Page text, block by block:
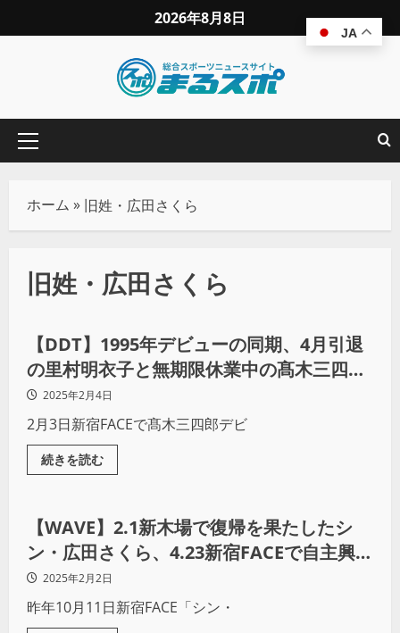
2026年8月8日
ホーム » 旧姓・広田さくら
旧姓・広田さくら
インタビュー
【DDT】1995年デビューの同期、4月引退
の里村明衣子と無期限休業中の髙木三四郎
が対決！？
2025年2月4日
2月3日新宿FACEで髙木三四郎デビ
続きを読む
プロレス
【WAVE】2.1新木場で復帰を果たしたシ
ン・広田さくら、4.23新宿FACEで自主興行
開催！広田は不在？
2025年2月2日
昨年10月11日新宿FACE「シン・
JA